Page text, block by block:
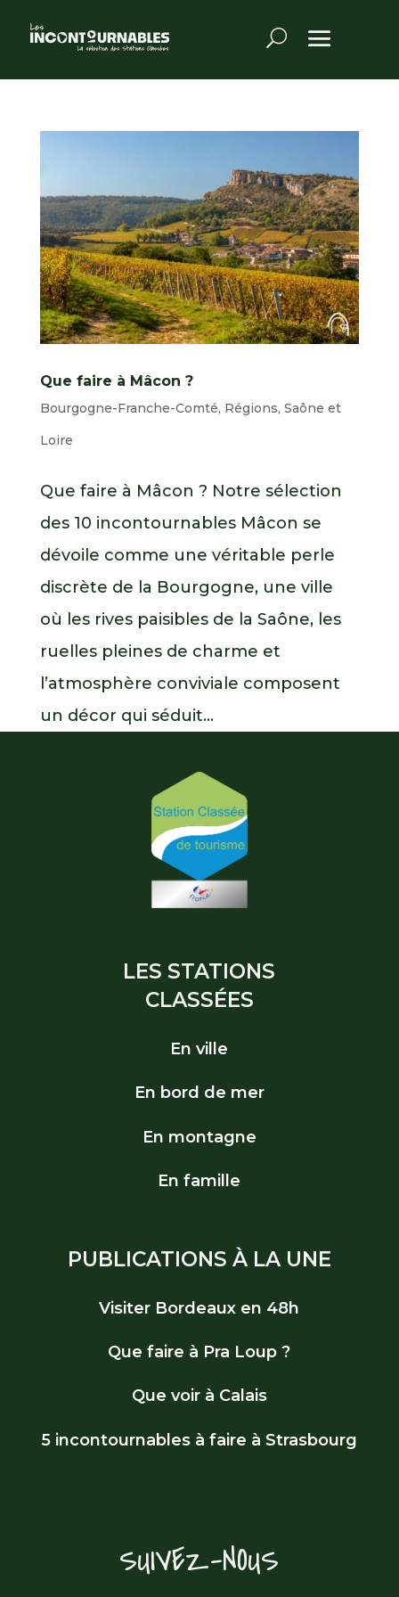
Que faire à Mâcon ?
Bourgogne-Franche-Comté, Régions, Saône et
Loire
Que faire à Mâcon ? Notre sélection
des 10 incontournables Mâcon se
dévoile comme une véritable perle
discrète de la Bourgogne, une ville
où les rives paisibles de la Saône, les
ruelles pleines de charme et
l’atmosphère conviviale composent
un décor qui séduit...
LES STATIONS
CLASSÉES
En ville
En bord de mer
En montagne
En famille
PUBLICATIONS À LA UNE
Visiter Bordeaux en 48h
Que faire à Pra Loup ?
Que voir à Calais
5 incontournables à faire à Strasbourg
SUIVEZ-NOUS